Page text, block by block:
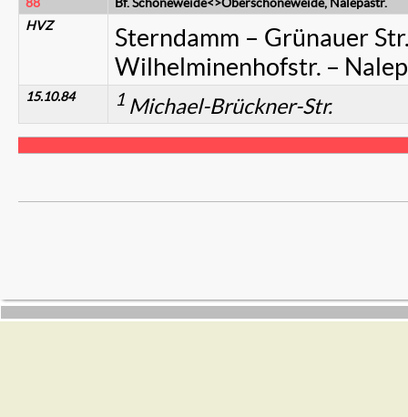
HVZ
Sterndamm – Grünauer
Wilhelminenhofstr. –
15.10.84 1 Michael-Brückner-Str.